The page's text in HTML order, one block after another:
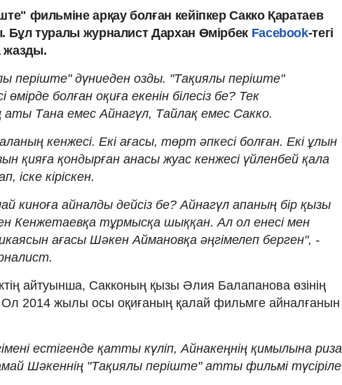
фильміне арқау болған кейіпкер Сакко Қаратаев
Бұл туралы журналист Дархан Өмірбек Facebook-тегі
жазды.
періште" дүниеден озды. "Тақиялы періште"
өмірде болған оқиға екенін білесіз бе? Тек
аты Тана емес Айнагүл, Тайлақ емес Сакко.
кенжесі. Екі ағасы, төрт әпкесі болған. Екі ұлын
қияға қондырған анасы жуас кенжесі үйленбей қала
іске кіріскен.
киноға айналды дейсіз бе? Айнагүл апаның бір қызы
Кенжетаевқа тұрмысқа шыққан. Ал ол енесі мен
хикаясын ағасы Шәкен Аймановқа әңгімелеп берген", -
айтуынша, Сакконың қызы Әлия Балапанова өзінің
Ол 2014 жылы осы оқиғаның қалай фильмге айналғанын
естігенде қатты күліп, Айнакеңнің қимылына риза
Шәкеннің "Тақиялы періште" атты фильмі түсіріле